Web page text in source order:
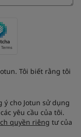
Tôi biết rằng tôi
ý cho Jotun sử dụng
yêu cầu của tôi.
quyền riêng tư của